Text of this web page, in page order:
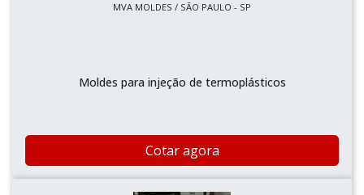
MVA MOLDES / SÃO PAULO - SP
Moldes para injeção de termoplásticos
Cotar agora